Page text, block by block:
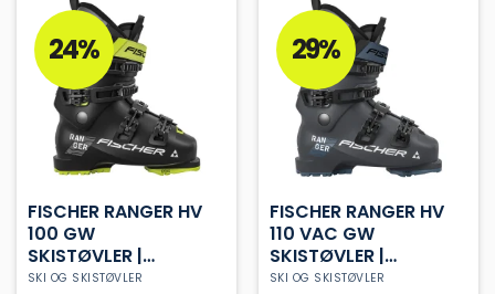
flere
varianter.
Mulighederne
kan
vælges
på
varesiden
flere
varianter.
Mulighederne
kan
vælges
på
varesiden
24%
SKI OG SKISTØVLER
FISCHER RANGER HV
100 GW
SKISTØVLER |
BLACK | HERRE
29%
SKI OG SKISTØVLER
FISCHER RANGER HV
110 VAC GW
SKISTØVLER |
GRANITE | HERRE |